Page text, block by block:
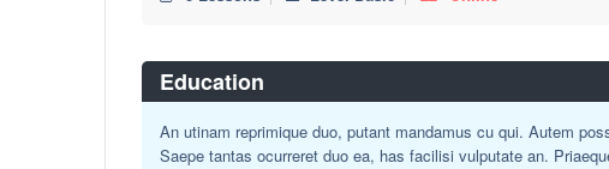
Education
An utinam reprimique duo, putant mandamus cu qui. Autem
Saepe tantas ocurreret duo ea, has facilisi vulputate an.